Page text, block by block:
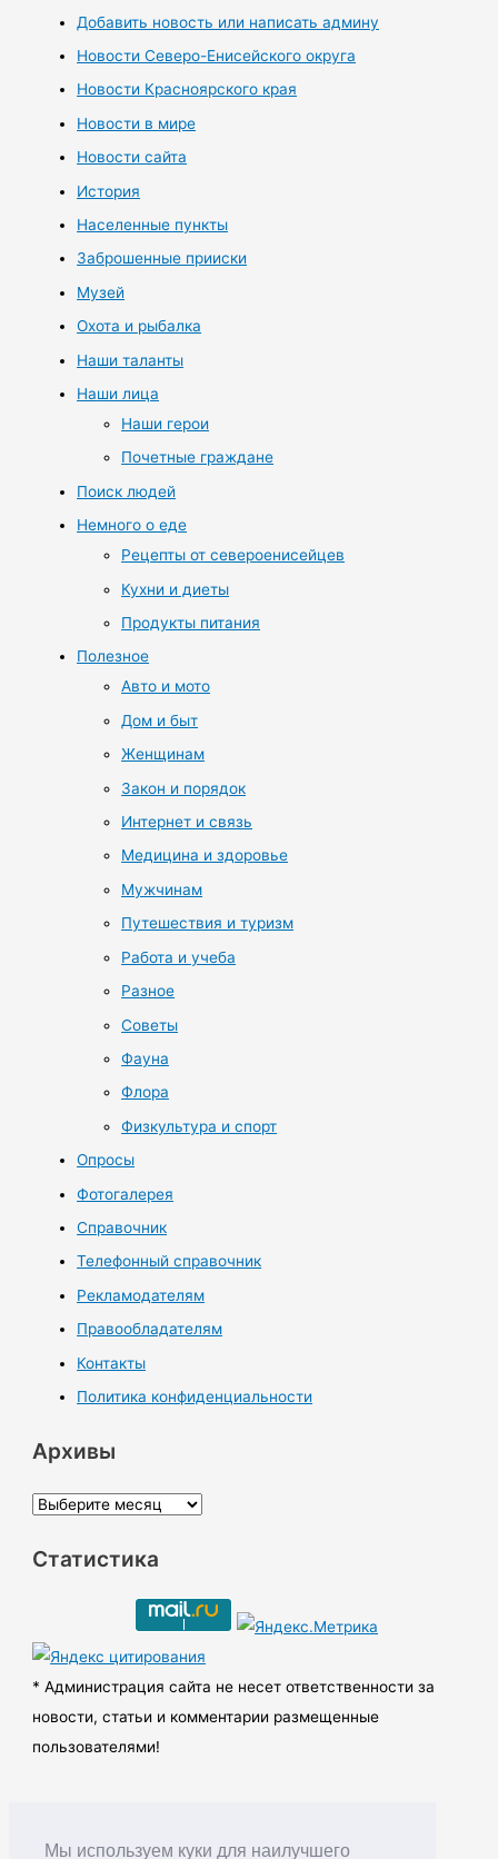
Мы используем куки для наилучшего
Добавить новость или написать админу
Новости Северо-Енисейского округа
Новости Красноярского края
Новости в мире
Новости сайта
История
Населенные пункты
Заброшенные прииски
Музей
Охота и рыбалка
Наши таланты
Наши лица
Наши герои
Почетные граждане
Поиск людей
Немного о еде
Рецепты от североенисейцев
Кухни и диеты
Продукты питания
Полезное
Авто и мото
Дом и быт
Женщинам
Закон и порядок
Интернет и связь
Медицина и здоровье
Мужчинам
Путешествия и туризм
Работа и учеба
Разное
Советы
Фауна
Флора
Физкультура и спорт
Опросы
Фотогалерея
Справочник
Телефонный справочник
Рекламодателям
Правообладателям
Контакты
Политика конфиденциальности
Архивы
А
х
ы
Статистика
* Администрация сайта не несет ответственности за
новости, статьи и комментарии размещенные
пользователями!